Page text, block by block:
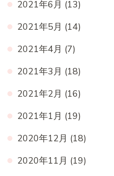
2021年6月 (13)
2021年5月 (14)
2021年4月 (7)
2021年3月 (18)
2021年2月 (16)
2021年1月 (19)
2020年12月 (18)
2020年11月 (19)